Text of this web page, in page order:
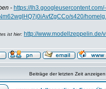
- https://
s420/
ist hier:
http://
Beiträge der letzten Zeit